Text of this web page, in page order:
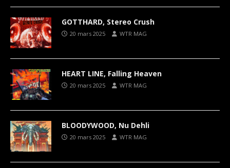
GOTTHARD, Stereo Crush
20 mars 2025 WTR MAG
HEART LINE, Falling Heaven
20 mars 2025 WTR MAG
BLOODYWOOD, Nu Dehli
20 mars 2025 WTR MAG